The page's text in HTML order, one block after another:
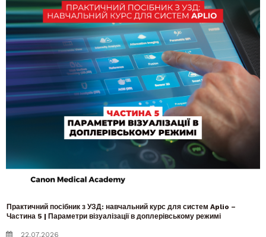
Практичний посібник з УЗД: навчальний курс для систем Aplio –
Частина 5 | Параметри візуалізації в доплерівському режимі
22.07.2026